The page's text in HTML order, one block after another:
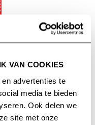
VAN COOKIES
advertenties te
media te bieden
Ook delen we
site met onze
door Steven Olde